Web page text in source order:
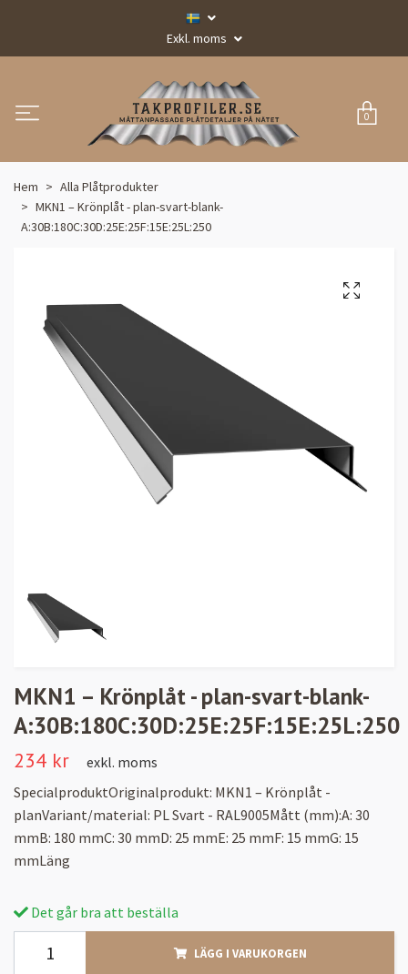
Exkl. moms
0
Hem
Alla Plåtprodukter
MKN1 – Krönplåt - plan-svart-blank-
A:30B:180C:30D:25E:25F:15E:25L:250
MKN1 – Krönplåt - plan-svart-blank-
A:30B:180C:30D:25E:25F:15E:25L:250
234 kr
exkl. moms
SpecialproduktOriginalprodukt: MKN1 – Krönplåt -
planVariant/material: PL Svart - RAL9005Mått (mm):A: 30
mmB: 180 mmC: 30 mmD: 25 mmE: 25 mmF: 15 mmG: 15
mmLäng
Det går bra att beställa
LÄGG I VARUKORGEN